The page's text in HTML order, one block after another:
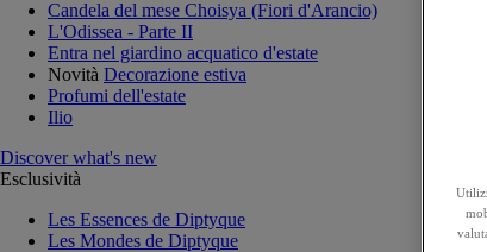
Candela del mese Choisya (Fiori d'Arancio)
L'Odissea - Parte II
Entra nel giardino acquatico d'estate
Novità Decorazione estiva
Profumi dell'estate
Ilio
Discover what's new
Esclusività
Les Essences de Diptyque
Les Mondes de Diptyque